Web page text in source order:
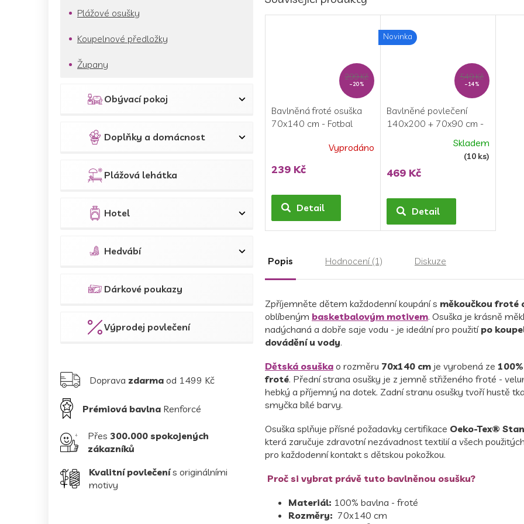
Plážové osušky
Koupelnové předložky
Župany
Obývací pokoj
Doplňky a domácnost
Plážová lehátka
Hotel
Hedvábí
Dárkové poukazy
Výprodej povlečení
Doprava zdarma od 1499 Kč
Prémiová bavlna Renforcé
Přes 300.000 spokojených
zákazníků
Kvalitní povlečenís originálními
motivy
299 Kč
–20 %
Bavlněná froté osuška
70x140 cm - Fotbal
hodnocení
produktu
5,0
Vyprodáno
239 Kč
Detail
Novinka
549 Kč
–14 %
Bavlněné povlečení
140x200 + 70x90 cm -
produktu
5
Skladem
(10 ks)
469 Kč
Detail
Popis Hodnocení (1) Diskuze
Zpříjemněte dětem každodenní koupání s měkoučkou froté
oblíbeným basketbalovým motivem. Osuška je krásně
nadýchaná a dobře saje vodu - je ideální pro použití po
dovádění u vody.
Dětská osuška o rozměru 70x140 cm je vyrobená ze
froté. Přední strana osušky je z jemně střiženého froté -
hebký a příjemný na dotek. Zadní stranu osušky tvoří hustě
smyčka bílé barvy.
Osuška splňuje přísné požadavky certifikace Oeko-Tex®
která zaručuje zdravotní nezávadnost textilií a všech
pro každodenní kontakt s dětskou pokožkou.
Proč si vybrat právě tuto bavlněnou osušku?
Materiál: 100% bavlna - froté
Rozměry: 70x140 cm